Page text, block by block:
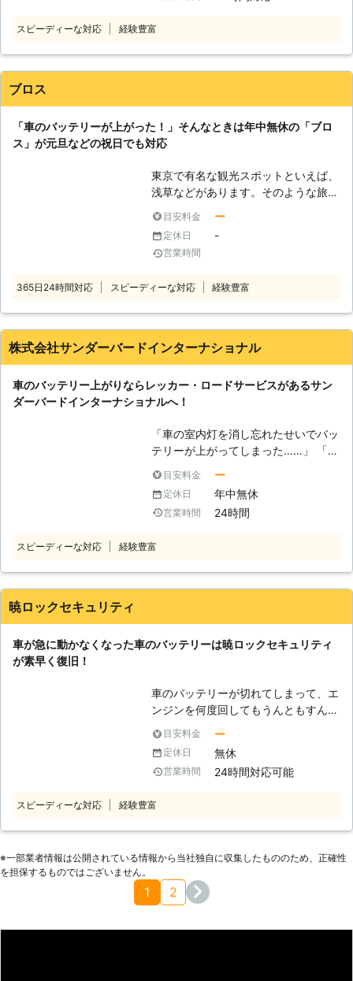
中無休で対応可能！車のバッテリー上
します 業者に作業を依頼しようと思
バッテリー上がりは、お客様の身にい
つ起こるのかわかりません。弊社はお
客様の身にトラブルが起きたときに、
しております。 「土曜日にちょっと
温泉でも入りに行こうかと思ったら、
車が動かない……しまった！車が半ド
か！」という状況でバッテリー上がり
で困ったときは、ぜひ弊社のことを思
記のような方法で、弊社はお客様のバ
急に動かなくなってしまい、気が動転
していらっしゃると思います。我々は
て、お客様が元の生活に戻れるように
努めさせていただきますので、気軽に
お困りの方に対応しております。 経
の車に合った電圧で電力を供給し、エ
ンジンをかけるお手伝いをいたしま
に関してご相談をご希望のときのもお
任せください。 有馬株式会社では、
車やバイクのパンク修理にも対応可能
しまい走行できなくなってしまった際
は、お気軽に私達までご相談くださ
トラブルや車やバイクのパンクでお困
りの方に対応している業者です。 東
京都府中市に拠点を構えていますの
早く復旧させたい……」そんなときこ
電気を溜める役割をしていて、この電
気の力を利用してエンジンを回して車
テリー内の電気が切れてしまうと、車
を走らせることができなくなってしま
います。 ●バッテリーの充電は自分
でおこなうと危険です 「車のバッテ
リーが上がったらすぐに何とかした
し、バッテリーの充電を知識がないま
まおこなうと、命の危険にさらされる
おそれもあるのです。 車のバッテリ
ー上がりは、市販のポータブルバッテ
リーを使うことで充電できます。この
ポータブルバッテリーで充電をするた
めには車のバッテリーにつなげる必要
があります。しかし、この接続の順番
引き起こしてしまうことがあるので
す。 安全にバッテリー充電をするた
ロに依頼しましょう。 ●出張対応が
可能！出先のバッテリー切れにも対応
可能！ 弊社は無料で、電話相談と出
め、運転中や出先のバッテリー切れに
す。もし運転中にバッテリーが上がっ
できます。
スピーディーな対応 経験豊富
ブロス
「車のバッテリーが上がった！」そんなときは年中無休の「ブロ
ス」が元旦などの祝日でも対応
東京で有名な観光スポットといえば、
浅草などがあります。そのような旅行
ことがあれば、目的に辿りつけなかっ
たり帰宅できなくなってしまったりす
るかもしれません。そんなことになっ
す。 車のエンジンがかからないとき
ときは車内でまったりする方は多いの
ではないでしょうか？車のエンジンを
潰したりライトのつけっぱなしにした
りすると、カーバッテリーの電力が消
ンがかからなくなるのです。 もしも
車のバッテリーが上がったら弊社「ブ
ロス」までご連絡ください。 【年中
無休対応！カーバッテリーが上がった
らいつでも駆けつけます】 ブロスは
無休で営業しているので、祝日でもお
客様の元へ駆けつけることができま
す。弊社は元旦や土日でも、お客様の
元へすぐに駆け付けられるように工具
などの準備は常に完備しているので
ぐでも何か食べに行きたいのに車のバ
ッテリーが上がっていたらすぐに食べ
ことができれば、すぐに車が動いてお
客様が感じている空腹を満たすことで
策方法】 車のバッテリーを業者に頼
んで解消してもらっても、1度あるこ
とは2度あると言われています。英国
見ないで指定した秒数を止める実験が
1度目で止めることができなかったの
です。 指定した秒数に止めれなかっ
たところ、2度目の実験で成功する人
が増えました。しかし再び失敗する人
目安料金 ー
定休日 -
営業時間
365日24時間対応 スピーディーな対応 経験豊富
株式会社サンダーバードインターナショナル
車のバッテリー上がりならレッカー・ロードサービスがあるサン
ダーバードインターナショナルへ！
「車の室内灯を消し忘れたせいでバッ
テリーが上がってしまった……」 「バ
ンが掛からず、身動きが取れな
い……」 そのようなバッテリートラブ
ルでお困りの際は、弊社「サンダーバ
ださい。 車のレスキュー隊としてバ
バッテリーが上がった際に電気を供給
車にエンジンを掛けさせるだけの電力
を分け与える応急処置。 バッテリー
の残量問題が解決する訳ではありませ
ん。 また、自動車の種類によって
は、供給する電気の電圧も異なってき
ます。 電圧の違う車同士で電気を供
給してしまえば、電圧が足りず動かな
かったりします。 逆に供給する電圧
が大きすぎればバッテリーの劣化に繋
の原因になることも……。 そのため、
安心安全なバッテリー復旧をお求めな
らば、弊社にお任せください。 自動
どの種類に応じた電圧で電気を供給し
目安料金 ー
定休日 年中無休
営業時間 24時間
スピーディーな対応 経験豊富
暁ロックセキュリティ
車が急に動かなくなった車のバッテリーは暁ロックセキュリティ
が素早く復旧！
車のバッテリーが切れてしまって、エ
ンジンを何度回してもうんともすんと
も動かない……そうなると焦りばかり
が生まれるのではないでしょうか。
「仕事に間に合うのかな……」「予約
したお店がしまっちゃう……」こんな
ったものではありませんよね。 そん
ます！ ●車のバッテリーが上がる原
めたままでライトを点けっぱなしにし
ていると、バッテリーは上がってしま
目安料金 ー
定休日 無休
営業時間 24時間対応可能
スピーディーな対応 経験豊富
※⼀部業者情報は公開されている情報から当社独⾃に収集したもののため、正確性
を担保するものではございません。
1 2